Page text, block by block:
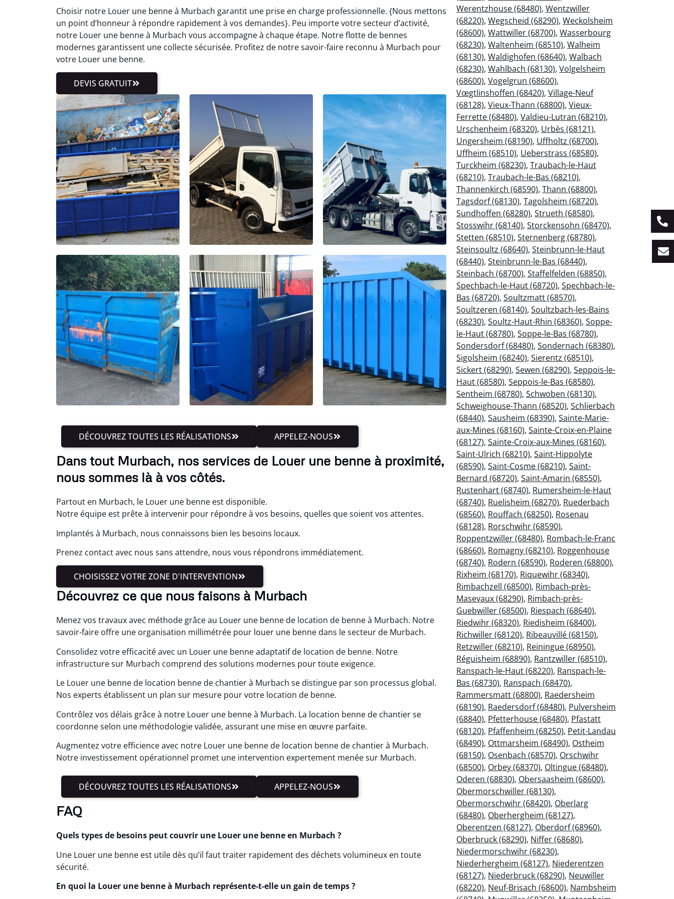
Choisir notre Louer une benne à Murbach garantit une prise en charge professionnelle. {Nous mettons
un point d’honneur à répondre rapidement à vos demandes}. Peu importe votre secteur d’activité,
notre Louer une benne à Murbach vous accompagne à chaque étape. Notre flotte de bennes
modernes garantissent une collecte sécurisée. Profitez de notre savoir-faire reconnu à Murbach pour
votre Louer une benne.
DEVIS GRATUIT
DÉCOUVREZ TOUTES LES RÉALISATIONS APPELEZ-NOUS
Dans tout Murbach, nos services de Louer une benne à proximité,
nous sommes là à vos côtés.
Partout en Murbach, le Louer une benne est disponible.
Notre équipe est prête à intervenir pour répondre à vos besoins, quelles que soient vos attentes.
Implantés à Murbach, nous connaissons bien les besoins locaux.
Prenez contact avec nous sans attendre, nous vous répondrons immédiatement.
CHOISISSEZ VOTRE ZONE D'INTERVENTION
Découvrez ce que nous faisons à Murbach
Menez vos travaux avec méthode grâce au Louer une benne de location de benne à Murbach. Notre
savoir-faire offre une organisation millimétrée pour louer une benne dans le secteur de Murbach.
Consolidez votre efficacité avec un Louer une benne adaptatif de location de benne. Notre
infrastructure sur Murbach comprend des solutions modernes pour toute exigence.
Le Louer une benne de location benne de chantier à Murbach se distingue par son processus global.
Nos experts établissent un plan sur mesure pour votre location de benne.
Contrôlez vos délais grâce à notre Louer une benne à Murbach. La location benne de chantier se
coordonne selon une méthodologie validée, assurant une mise en œuvre parfaite.
Augmentez votre efficience avec notre Louer une benne de location benne de chantier à Murbach.
Notre investissement opérationnel promet une intervention expertement menée sur Murbach.
DÉCOUVREZ TOUTES LES RÉALISATIONS APPELEZ-NOUS
FAQ
Quels types de besoins peut couvrir une Louer une benne en Murbach ?
Une Louer une benne est utile dès qu’il faut traiter rapidement des déchets volumineux en toute
sécurité.
En quoi la Louer une benne à Murbach représente-t-elle un gain de temps ?
Werentzhouse (68480), Wentzwiller
(68220), Wegscheid (68290), Weckolsheim
(68600), Wattwiller (68700), Wasserbourg
(68230), Waltenheim (68510), Walheim
(68130), Waldighofen (68640), Walbach
(68230), Wahlbach (68130), Volgelsheim
(68600), Vogelgrun (68600),
Vœgtlinshoffen (68420), Village-Neuf
(68128), Vieux-Thann (68800), Vieux-
Ferrette (68480), Valdieu-Lutran (68210),
Urschenheim (68320), Urbès (68121),
Ungersheim (68190), Uffholtz (68700),
Uffheim (68510), Ueberstrass (68580),
Turckheim (68230), Traubach-le-Haut
(68210), Traubach-le-Bas (68210),
Thannenkirch (68590), Thann (68800),
Tagsdorf (68130), Tagolsheim (68720),
Sundhoffen (68280), Strueth (68580),
Stosswihr (68140), Storckensohn (68470),
Stetten (68510), Sternenberg (68780),
Steinsoultz (68640), Steinbrunn-le-Haut
(68440), Steinbrunn-le-Bas (68440),
Steinbach (68700), Staffelfelden (68850),
Spechbach-le-Haut (68720), Spechbach-le-
Bas (68720), Soultzmatt (68570),
Soultzeren (68140), Soultzbach-les-Bains
(68230), Soultz-Haut-Rhin (68360), Soppe-
le-Haut (68780), Soppe-le-Bas (68780),
Sondersdorf (68480), Sondernach (68380),
Sigolsheim (68240), Sierentz (68510),
Sickert (68290), Sewen (68290), Seppois-le-
Haut (68580), Seppois-le-Bas (68580),
Sentheim (68780), Schwoben (68130),
Schweighouse-Thann (68520), Schlierbach
(68440), Sausheim (68390), Sainte-Marie-
aux-Mines (68160), Sainte-Croix-en-Plaine
(68127), Sainte-Croix-aux-Mines (68160),
Saint-Ulrich (68210), Saint-Hippolyte
(68590), Saint-Cosme (68210), Saint-
Bernard (68720), Saint-Amarin (68550),
Rustenhart (68740), Rumersheim-le-Haut
(68740), Ruelisheim (68270), Ruederbach
(68560), Rouffach (68250), Rosenau
(68128), Rorschwihr (68590),
Roppentzwiller (68480), Rombach-le-Franc
(68660), Romagny (68210), Roggenhouse
(68740), Rodern (68590), Roderen (68800),
Rixheim (68170), Riquewihr (68340),
Rimbachzell (68500), Rimbach-près-
Masevaux (68290), Rimbach-près-
Guebwiller (68500), Riespach (68640),
Riedwihr (68320), Riedisheim (68400),
Richwiller (68120), Ribeauvillé (68150),
Retzwiller (68210), Reiningue (68950),
Réguisheim (68890), Rantzwiller (68510),
Ranspach-le-Haut (68220), Ranspach-le-
Bas (68730), Ranspach (68470),
Rammersmatt (68800), Raedersheim
(68190), Raedersdorf (68480), Pulversheim
(68840), Pfetterhouse (68480), Pfastatt
(68120), Pfaffenheim (68250), Petit-Landau
(68490), Ottmarsheim (68490), Ostheim
(68150), Osenbach (68570), Orschwihr
(68500), Orbey (68370), Oltingue (68480),
Oderen (68830), Obersaasheim (68600),
Obermorschwiller (68130),
Obermorschwihr (68420), Oberlarg
(68480), Oberhergheim (68127),
Oberentzen (68127), Oberdorf (68960),
Oberbruck (68290), Niffer (68680),
Niedermorschwihr (68230),
Niederhergheim (68127), Niederentzen
(68127), Niederbruck (68290), Neuwiller
(68220), Neuf-Brisach (68600), Nambsheim